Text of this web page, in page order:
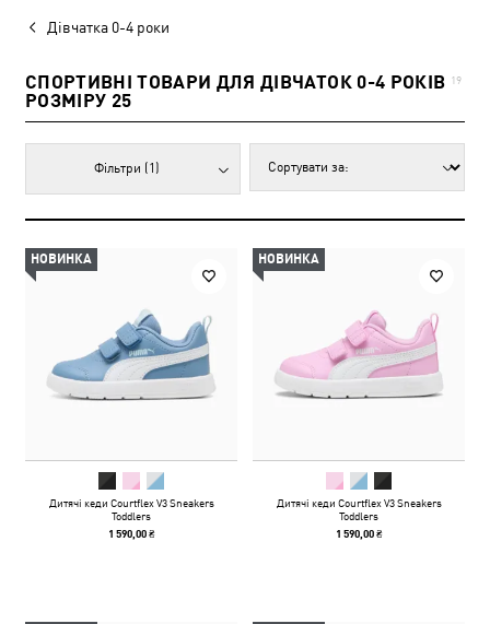
Дівчатка 0-4 роки
СПОРТИВНІ ТОВАРИ ДЛЯ ДІВЧАТОК 0-4 РОКІВ
РОЗМІРУ 25
19
Фільтри (1)
НОВИНКА
Дитячі кеди Courtflex V3 Sneakers
Toddlers
1 590,00 ₴
НОВИНКА
Дитячі кеди Courtflex V3 Sneakers
Toddlers
1 590,00 ₴